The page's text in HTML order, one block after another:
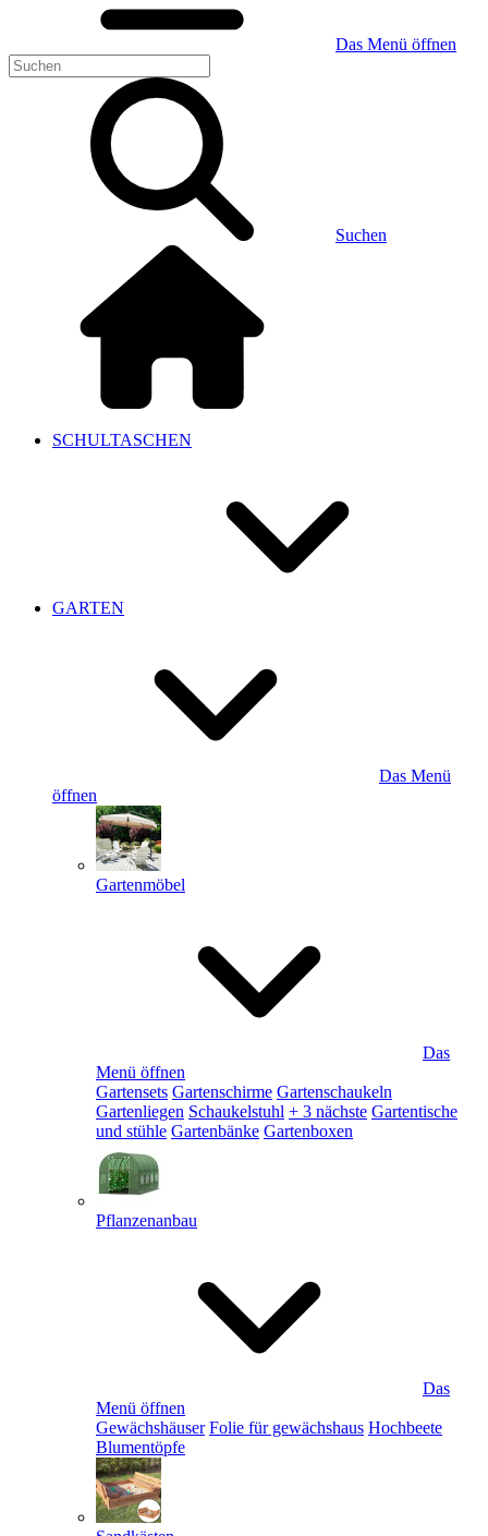
Das Menü öffnen
Suchen
SCHULTASCHEN
GARTEN
Das Menü
öffnen
Gartenmöbel
Das
Menü öffnen
Gartensets Gartenschirme Gartenschaukeln
Gartenliegen Schaukelstuhl + 3 nächste Gartentische
und stühle Gartenbänke Gartenboxen
Pflanzenanbau
Das
Menü öffnen
Gewächshäuser Folie für gewächshaus Hochbeete
Blumentöpfe